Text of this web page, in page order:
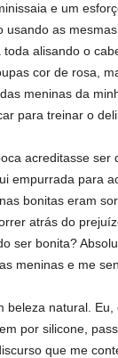
e um
as
alisando o
cor de rosa,
meninas da
para treinar o
acreditasse ser
empurrada para
bonitas eram
atrás do
ser bonita?
meninas e me
natural.
por silicone,
que me